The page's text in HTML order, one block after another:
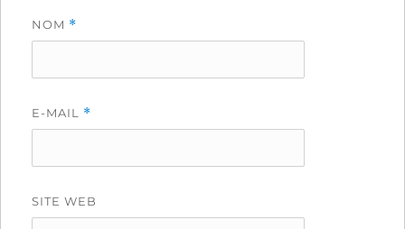
NOM *
E-MAIL *
SITE WEB